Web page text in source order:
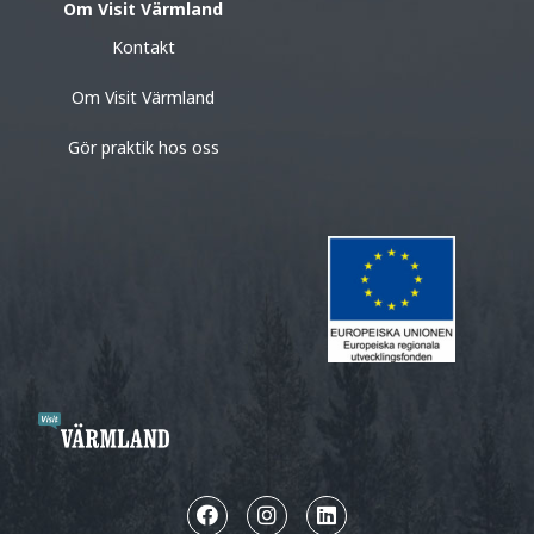
Om Visit Värmland
Kontakt
Om Visit Värmland
Gör praktik hos oss